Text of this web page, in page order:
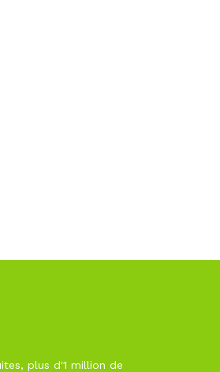
plus d'1 million de